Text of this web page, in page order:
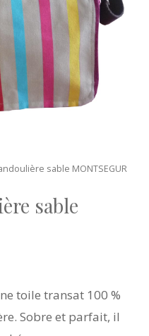
sable MONTSEGUR
sable
toile transat 100 %
Sobre et parfait, il